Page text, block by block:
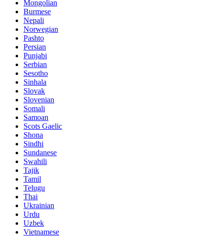
Mongolian
Burmese
Nepali
Norwegian
Pashto
Persian
Punjabi
Serbian
Sesotho
Sinhala
Slovak
Slovenian
Somali
Samoan
Scots Gaelic
Shona
Sindhi
Sundanese
Swahili
Tajik
Tamil
Telugu
Thai
Ukrainian
Urdu
Uzbek
Vietnamese